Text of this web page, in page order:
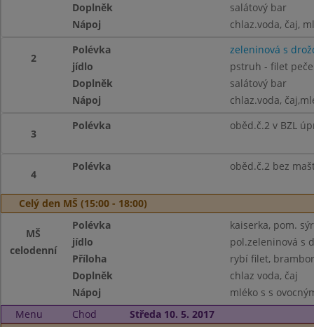
Doplněk
salátový bar
Nápoj
chlaz.voda, čaj,
2
Polévka
zeleninová s
jídlo
pstruh - filet
Doplněk
salátový bar
Nápoj
chlaz.voda,
3
Polévka oběd.č.2 v BZL
4
Polévka oběd.č.2 bez
Celý den MŠ (15:00 - 18:00)
MŠ
celodenní
Polévka
kaiserka, pom.
jídlo
pol.zeleninová s
Příloha
rybí filet,
Doplněk
chlaz voda, čaj
Nápoj
mléko s s
Menu
Chod
Středa 10. 5. 2017